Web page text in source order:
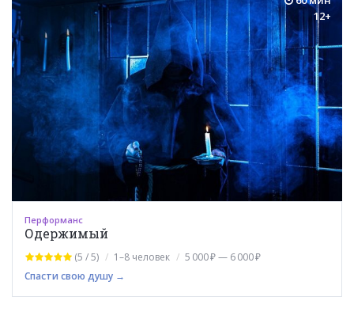
12+
Перформанс
Одержимый
(5 / 5) 1–8 человек
5 000 ₽ — 6 000 ₽
Спасти свою душу →